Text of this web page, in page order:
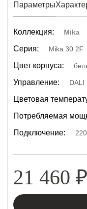
Параметры
Коллекция: Mika
Серия: Mika 30 2F
Цвет корпуса:
Управление: DALI
Цветовая
Потребляемая
Подключение:
21 460 ₽